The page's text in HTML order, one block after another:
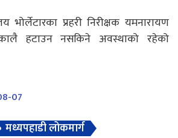
भोर्लेटारका प्रहरी निरीक्षक यमनारायण
हटाउन नसकिने अवस्थाको रहेको
07
मध्यपहाडी लोकमार्ग